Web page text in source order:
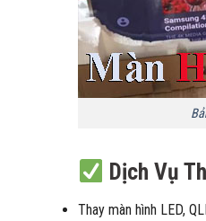
Dịch Vụ
Thay màn hình LED,